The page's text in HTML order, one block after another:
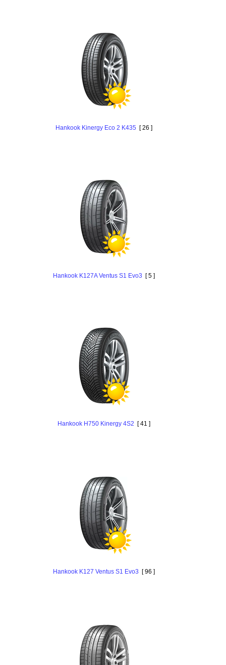
Hankook Kinergy Eco 2 K435 [ 26 ]
Hankook K127A Ventus S1 Evo3 [ 5 ]
Hankook H750 Kinergy 4S2 [ 41 ]
Hankook K127 Ventus S1 Evo3 [ 96 ]